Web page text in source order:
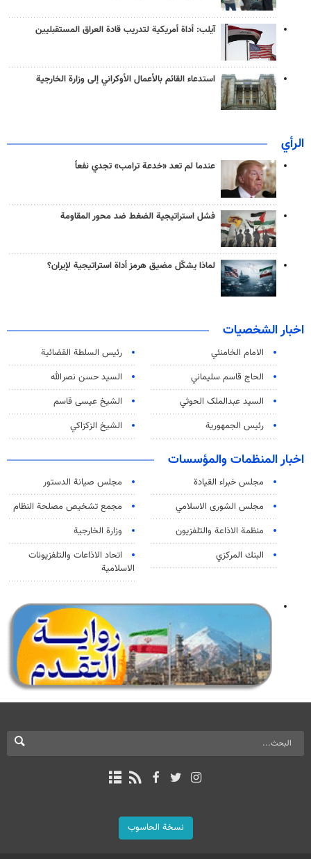
آيلب: أداة أمريكية لتدريب قادة العراق المستقبليين
استدعاء القائم بالأعمال الأوكراني إلى وزارة الخارجية
الرأي
عندما لم تعد «خدعة ترامب» تجدي نفعاً
فشل استراتيجية الضغط ضد محور المقاومة
لماذا يشكّل مضيق هرمز أداة استراتيجية لإيران؟
اخبار الشخصيات
الامام الخامنئي
رئیس السلطة القضائیة
الحاج قاسم سليماني
السيد حسن نصرالله
السید عبدالملک الحوثي
الشيخ عيسى قاسم
رئيس الجمهورية
الشيخ الزكزاكي
اخبار المنظمات والمؤسسات
مجلس خبراء القيادة
مجلس صيانة الدستور
مجلس الشورى الاسلامي
مجمع تشخيص مصلحة النظام
منظمة الاذاعة والتلفزیون
وزارة الخارجية
البنك المركزي
اتحاد الاذاعات والتلفزيونات
الاسلامية
نسخة الحاسوب